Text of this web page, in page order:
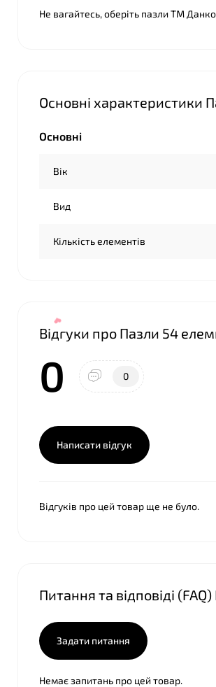
Не вагайтесь, оберіть пазли ТМ
Основні характеристики
Основні
Вік
Вид
Кількість елементів
Відгуки про Пазли 54
0 0
Написати відгук
Відгуків про цей товар ще не було.
Питання та відповіді
Задати питання
Немає запитань про цей товар.
❤
❤